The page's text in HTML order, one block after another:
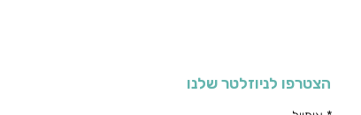
הצטרפו לניוזלטר שלנו